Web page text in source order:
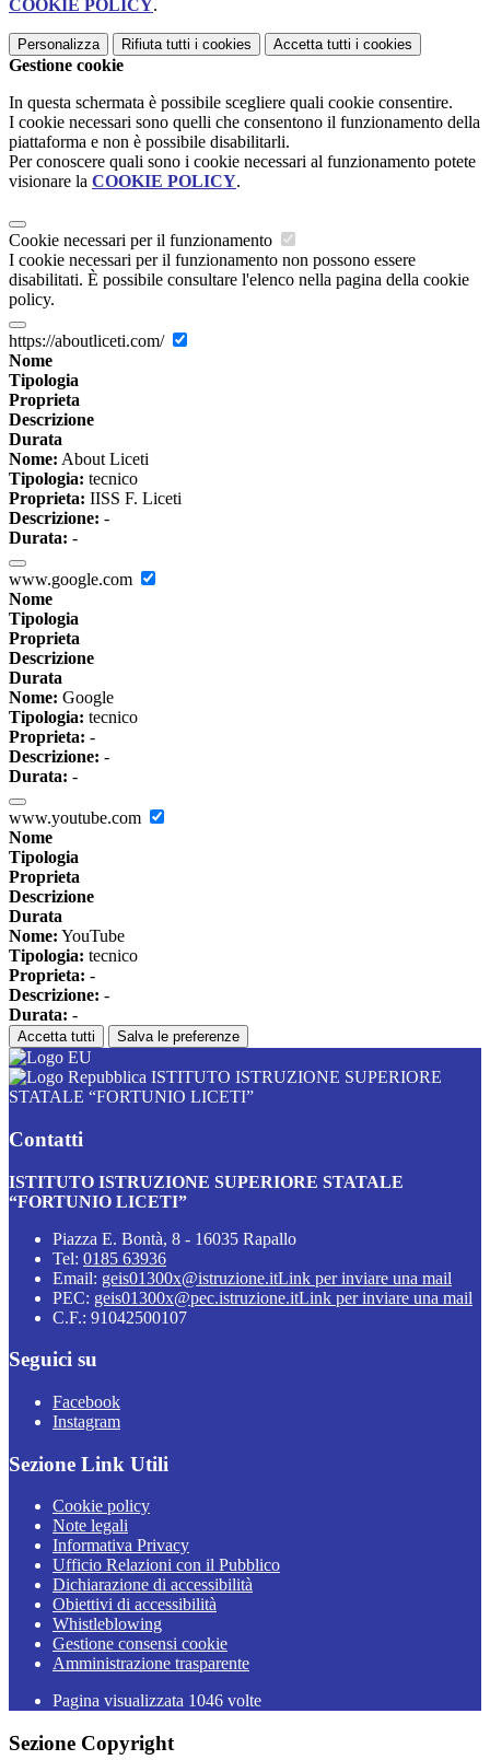
COOKIE POLICY.
Personalizza Rifiuta tutti i cookies Accetta tutti i cookies
Gestione cookie
In questa schermata è possibile scegliere quali cookie consentire.
I cookie necessari sono quelli che consentono il funzionamento della
piattaforma e non è possibile disabilitarli.
Per conoscere quali sono i cookie necessari al funzionamento potete
visionare la COOKIE POLICY.
Cookie necessari per il funzionamento
I cookie necessari per il funzionamento non possono essere
disabilitati. È possibile consultare l'elenco nella pagina della cookie
policy.
https://aboutliceti.com/
Nome
Tipologia
Proprieta
Descrizione
Durata
Nome: About Liceti
Tipologia: tecnico
Proprieta: IISS F. Liceti
Descrizione: -
Durata: -
www.google.com
Nome
Tipologia
Proprieta
Descrizione
Durata
Nome: Google
Tipologia: tecnico
Proprieta: -
Descrizione: -
Durata: -
www.youtube.com
Nome
Tipologia
Proprieta
Descrizione
Durata
Nome: YouTube
Tipologia: tecnico
Proprieta: -
Descrizione: -
Durata: -
Accetta tutti Salva le preferenze
ISTITUTO ISTRUZIONE SUPERIORE
STATALE “FORTUNIO LICETI”
Contatti
ISTITUTO ISTRUZIONE SUPERIORE STATALE
“FORTUNIO LICETI”
Piazza E. Bontà, 8 - 16035 Rapallo
Tel: 0185 63936
Email: geis01300x@istruzione.itLink per inviare una mail
PEC: geis01300x@pec.istruzione.itLink per inviare una mail
C.F.: 91042500107
Seguici su
Facebook
Instagram
Sezione Link Utili
Cookie policy
Note legali
Informativa Privacy
Ufficio Relazioni con il Pubblico
Dichiarazione di accessibilità
Obiettivi di accessibilità
Whistleblowing
Gestione consensi cookie
Amministrazione trasparente
Pagina visualizzata 1046 volte
Sezione Copyright